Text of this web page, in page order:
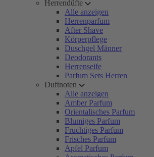
Herrendüfte
Alle anzeigen
Herrenparfum
After Shave
Körperpflege
Duschgel Männer
Deodorants
Herrenseife
Parfum Sets Herren
Duftnoten
Alle anzeigen
Amber Parfum
Orientalisches Parfum
Blumiges Parfum
Fruchtiges Parfum
Frisches Parfum
Apfel Parfum